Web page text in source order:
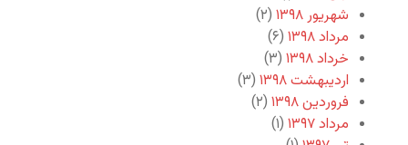
شهریور ۱۳۹۸
(۲)
مرداد ۱۳۹۸
(۶)
خرداد ۱۳۹۸
(۳)
اردیبهشت ۱۳۹۸
(۳)
فروردین ۱۳۹۸
(۲)
مرداد ۱۳۹۷
(۱)